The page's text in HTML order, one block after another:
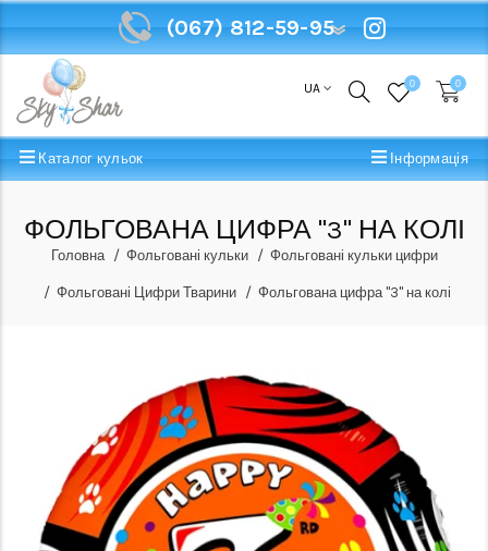
(067) 812-59-95
UA 0 0
Каталог кульок Інформація
ФОЛЬГОВАНА ЦИФРА "3" НА КОЛІ
Головна Фольговані кульки Фольговані кульки цифри
Фольговані Цифри Тварини Фольгована цифра "3" на колі